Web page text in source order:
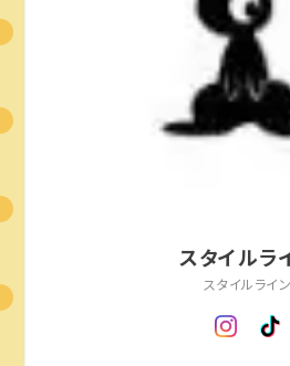
スタイルラ
スタイルライン